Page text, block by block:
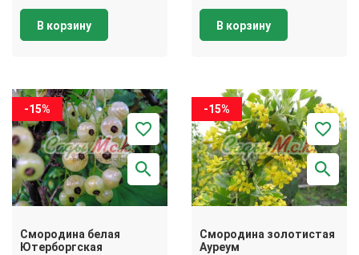
В корзину В корзину
-15%
Смородина белая
Ютерборгская
-15%
Смородина золотистая
Ауреум